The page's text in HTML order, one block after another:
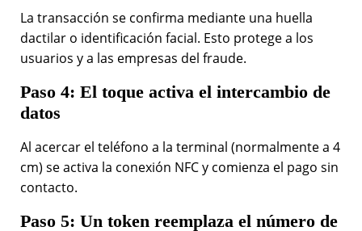
La transacción se confirma mediante una huella
dactilar o identificación facial. Esto protege a los
usuarios y a las empresas del fraude.
Paso 4: El toque activa el intercambio de
datos
Al acercar el teléfono a la terminal (normalmente a 4
cm) se activa la conexión NFC y comienza el pago sin
contacto.
Paso 5: Un token reemplaza el número de